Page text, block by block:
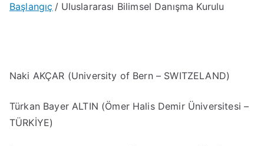
mu
Başlangıç Uluslararası Bilimsel Danışma Kurulu
Naki AKÇAR (University of Bern – SWITZELAND)
Türkan Bayer ALTIN (Ömer Halis Demir Üniversitesi –
TÜRKİYE)